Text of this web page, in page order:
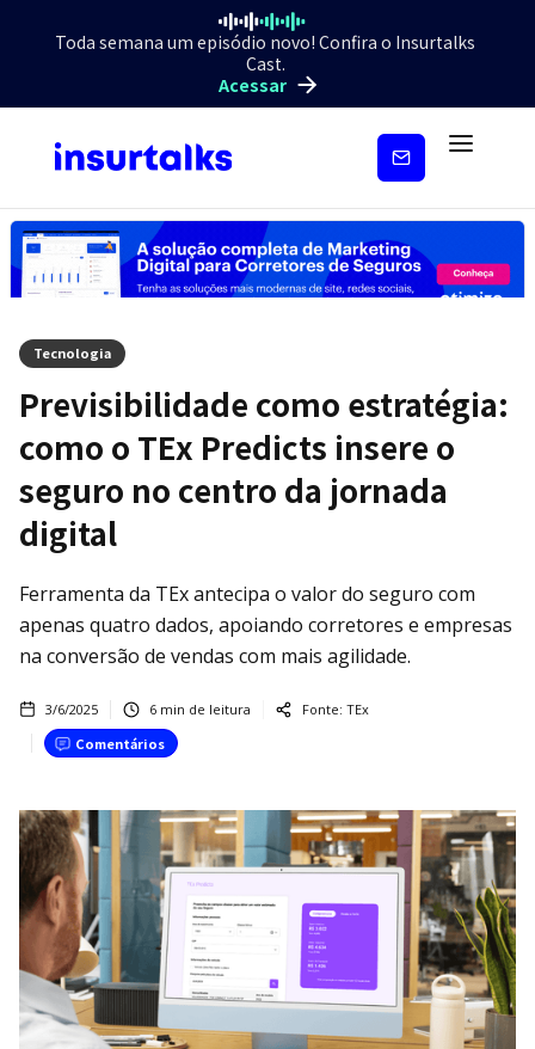
Toda semana um episódio novo! Confira o Insurtalks
Cast.
Acessar
Inscreva-
Tecnologia
Previsibilidade como estratégia:
como o TEx Predicts insere o
seguro no centro da jornada
digital
Ferramenta da TEx antecipa o valor do seguro com
apenas quatro dados, apoiando corretores e empresas
na conversão de vendas com mais agilidade.
3/6/2025 6 min de leitura Fonte: TEx
Comentários